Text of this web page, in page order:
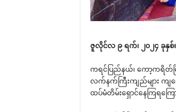
ဇူလိုင်လ ၉ ရက်၊ ၂၀၂၄ ခုနှ
ကရင်ပြည်နယ်၊ ကော့ကရိတ်မ
လက်နက်ကြီးကျည်များ ကျ
ထပ်မံတိမ်းရှောင်နေကြရကြ